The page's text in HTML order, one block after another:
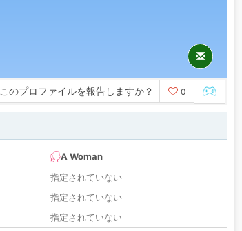
このプロファイルを報告しますか？ 0
A Woman
指定されていない
指定されていない
指定されていない